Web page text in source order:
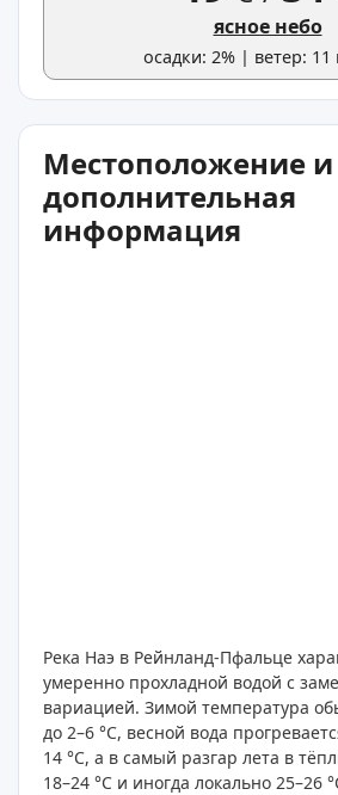
ясное небо
осадки: 2% | ветер: 11
Местоположение и
дополнительная
информация
Река Наэ в Рейнланд-Пфальце
умеренно прохладной водой с
вариацией. Зимой температура
до 2–6 °C, весной вода
14 °C, а в самый разгар лета в
18–24 °C и иногда локально 25–26